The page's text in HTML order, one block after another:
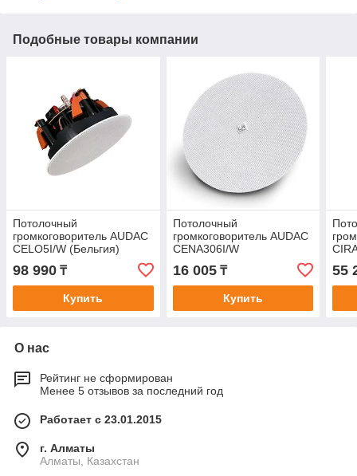
Подобные товары компании
Потолочный
громкоговоритель AUDAC
CELO5I/W (Бельгия)
98 990 ₸
Купить
Потолочный
громкоговоритель AUDAC
CENA306I/W
16 005₸
Купить
55
О нас
Рейтинг не сформирован
Менее 5 отзывов за последний год
Работает с 23.01.2015
г. Алматы
Алматы, Казахстан